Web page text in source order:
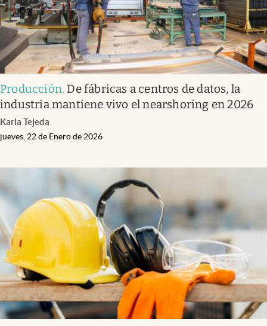
Producción. De fábricas a centros de datos, la
industria mantiene vivo el nearshoring en 2026
Karla Tejeda
jueves, 22 de Enero de 2026